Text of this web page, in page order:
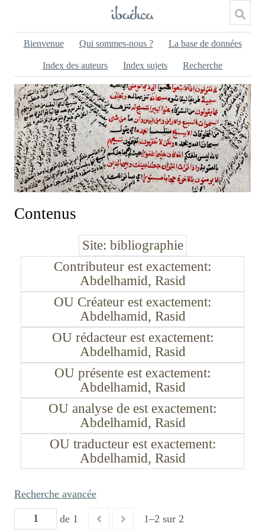
Bienvenue Qui sommes-nous ? La base de données
Index des auteurs Index sujets Recherche
Contenus
Site bibliographie
Contributeur est exactement
Abdelhamid, Rasid
OU Créateur est exactement
Abdelhamid, Rasid
OU rédacteur est exactement
Abdelhamid, Rasid
OU présente est exactement
Abdelhamid, Rasid
OU analyse de est exactement
Abdelhamid, Rasid
OU traducteur est exactement
Abdelhamid, Rasid
de 1 1–2 sur 2
Recherche avancée